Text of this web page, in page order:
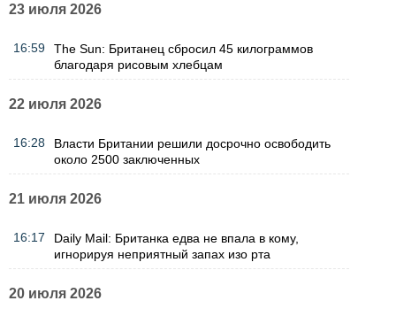
23 июля 2026
16:59
The Sun: Британец сбросил 45 килограммов
благодаря рисовым хлебцам
22 июля 2026
16:28
Власти Британии решили досрочно освободить
около 2500 заключенных
21 июля 2026
16:17
Daily Mail: Британка едва не впала в кому,
игнорируя неприятный запах изо рта
20 июля 2026